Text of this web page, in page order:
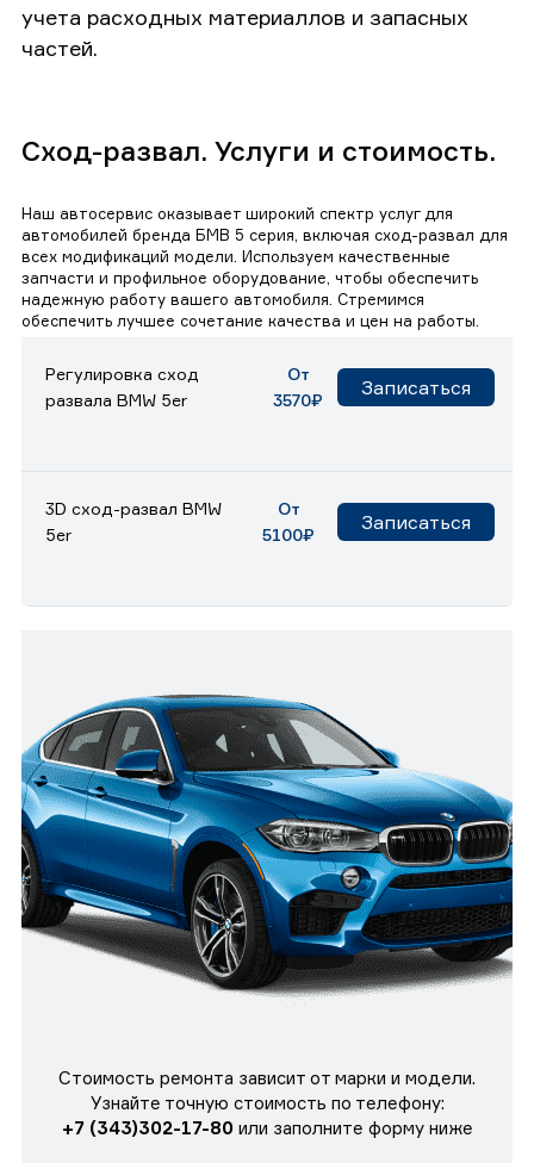
учета расходных материаллов и запасных
частей.
Сход-развал. Услуги и стоимость.
Наш автосервис оказывает широкий спектр услуг для
автомобилей бренда БМВ 5 серия, включая сход-развал для
всех модификаций модели. Используем качественные
запчасти и профильное оборудование, чтобы обеспечить
надежную работу вашего автомобиля. Стремимся
обеспечить лучшее сочетание качества и цен на работы.
Регулировка сход
развала BMW 5er
От
3570₽
Записаться
3D сход-развал BMW
5er
От
5100₽
Записаться
Стоимость ремонта зависит от марки и модели.
Узнайте точную стоимость по телефону:
+7 (343)302-17-80 или заполните форму ниже